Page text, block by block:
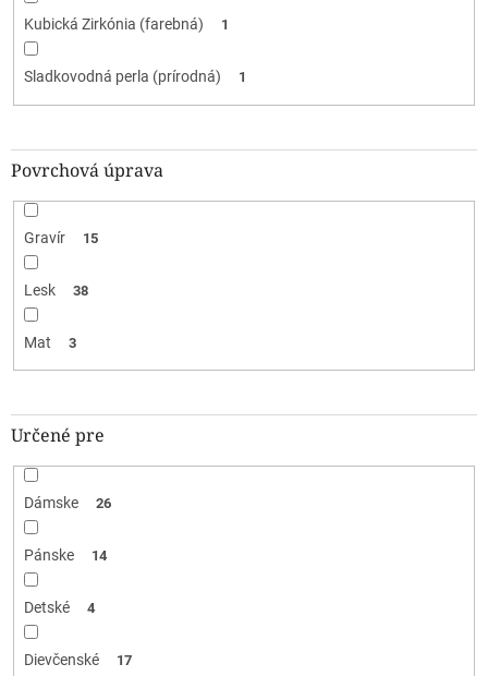
Kubická Zirkónia (farebná) 1
Sladkovodná perla (prírodná) 1
Povrchová úprava
Gravír 15
Lesk 38
Mat 3
Určené pre
Dámske 26
Pánske 14
Detské 4
Dievčenské 17